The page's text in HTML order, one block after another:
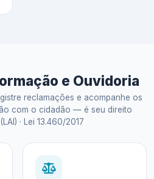
e Ouvidoria
reclamações e acompanhe os
com o cidadão — é seu direito
· Lei 13.460/2017